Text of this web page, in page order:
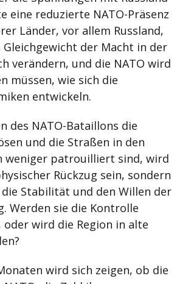
eine reduzierte NATO-Präsenz
Länder, vor allem Russland,
Gleichgewicht der Macht in der
verändern, und die NATO wird
müssen, wie sich die
entwickeln.
des NATO-Bataillons die
und die Straßen in den
weniger patrouilliert sind, wird
Rückzug sein, sondern
Stabilität und den Willen der
Werden sie die Kontrolle
wird die Region in alte
wird sich zeigen, ob die